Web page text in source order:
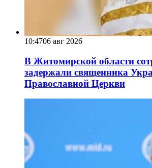
10:4706 авг 2026
В Житомирской области
задержали священника
Православной Церкви